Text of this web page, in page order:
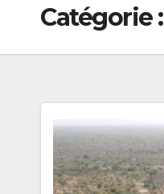
Catégorie :